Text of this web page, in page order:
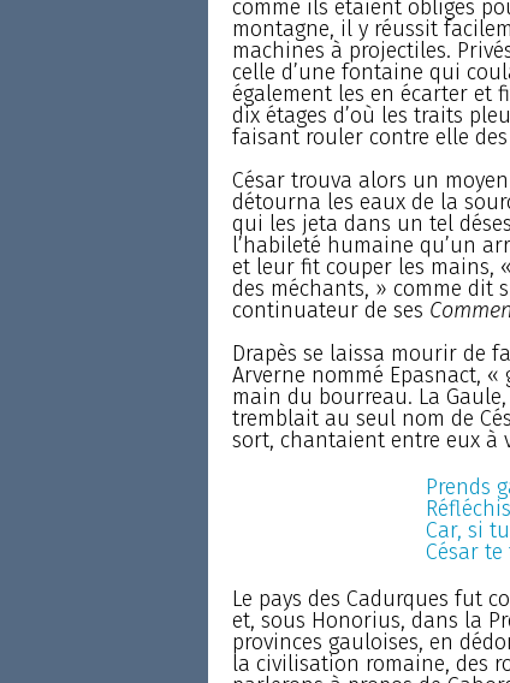
comme ils étaient obligés
montagne, il y réussit
machines à projectiles.
celle d’une fontaine qui
également les en écarter et
dix étages d’où les traits
faisant rouler contre elle
César trouva alors un
détourna les eaux de la
qui les jeta dans un tel
l’habileté humaine qu’un
et leur fit couper les mains,
des méchants, » comme dit
continuateur de ses
Drapès se laissa mourir de
Arverne nommé Epasnact,
main du bourreau. La
tremblait au seul nom de
sort, chantaient entre eux à
Prends
Car, si
César
Le pays des Cadurques fut
et, sous Honorius, dans la
provinces gauloises, en
la civilisation romaine, des